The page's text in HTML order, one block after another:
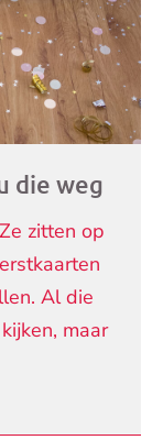
die weg
zitten op
Al die
maar